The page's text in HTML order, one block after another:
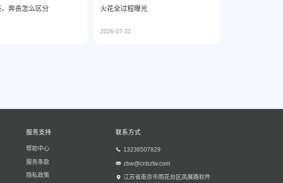
奔丧怎么区分 火花全过程曝光
2026-07-31
服务支持
帮助中心
服务条款
隐私政策
联系方式
13236507829
zbw@cnbzfw.com
江苏省南京市雨花台区凤展路软件